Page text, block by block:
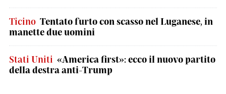
Ticino Tentato furto con scasso nel Luganese, in
manette due uomini
Stati Uniti «America first»: ecco il nuovo partito
della destra anti-Trump